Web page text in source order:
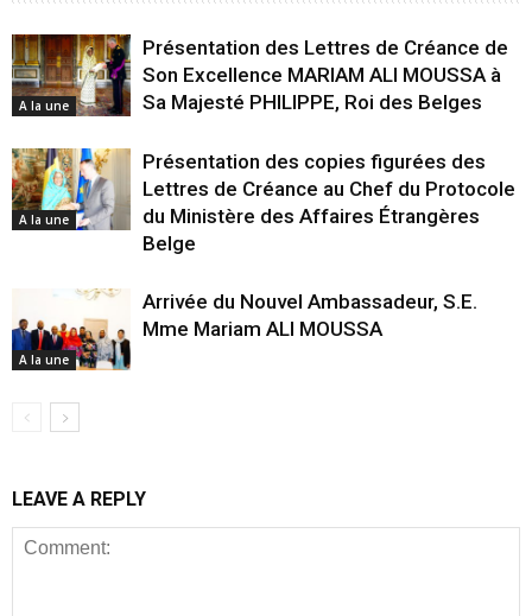
A la une
Présentation des Lettres de Créance de
Son Excellence MARIAM ALI MOUSSA à
Sa Majesté PHILIPPE, Roi des Belges
A la une
Présentation des copies figurées des
Lettres de Créance au Chef du Protocole
du Ministère des Affaires Étrangères
Belge
A la une
Arrivée du Nouvel Ambassadeur, S.E.
Mme Mariam ALI MOUSSA
LEAVE A REPLY